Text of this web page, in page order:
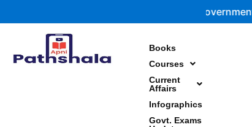
to
Government
Books
Courses
Current
Affairs
Infographics
Govt. Exams